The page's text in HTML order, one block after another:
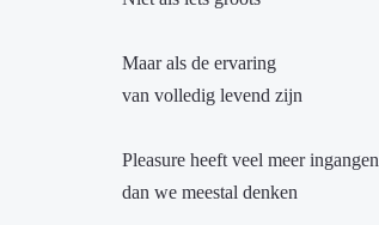
Maar als de ervaring
van volledig levend zijn
Pleasure heeft veel meer ingangen
dan we meestal denken